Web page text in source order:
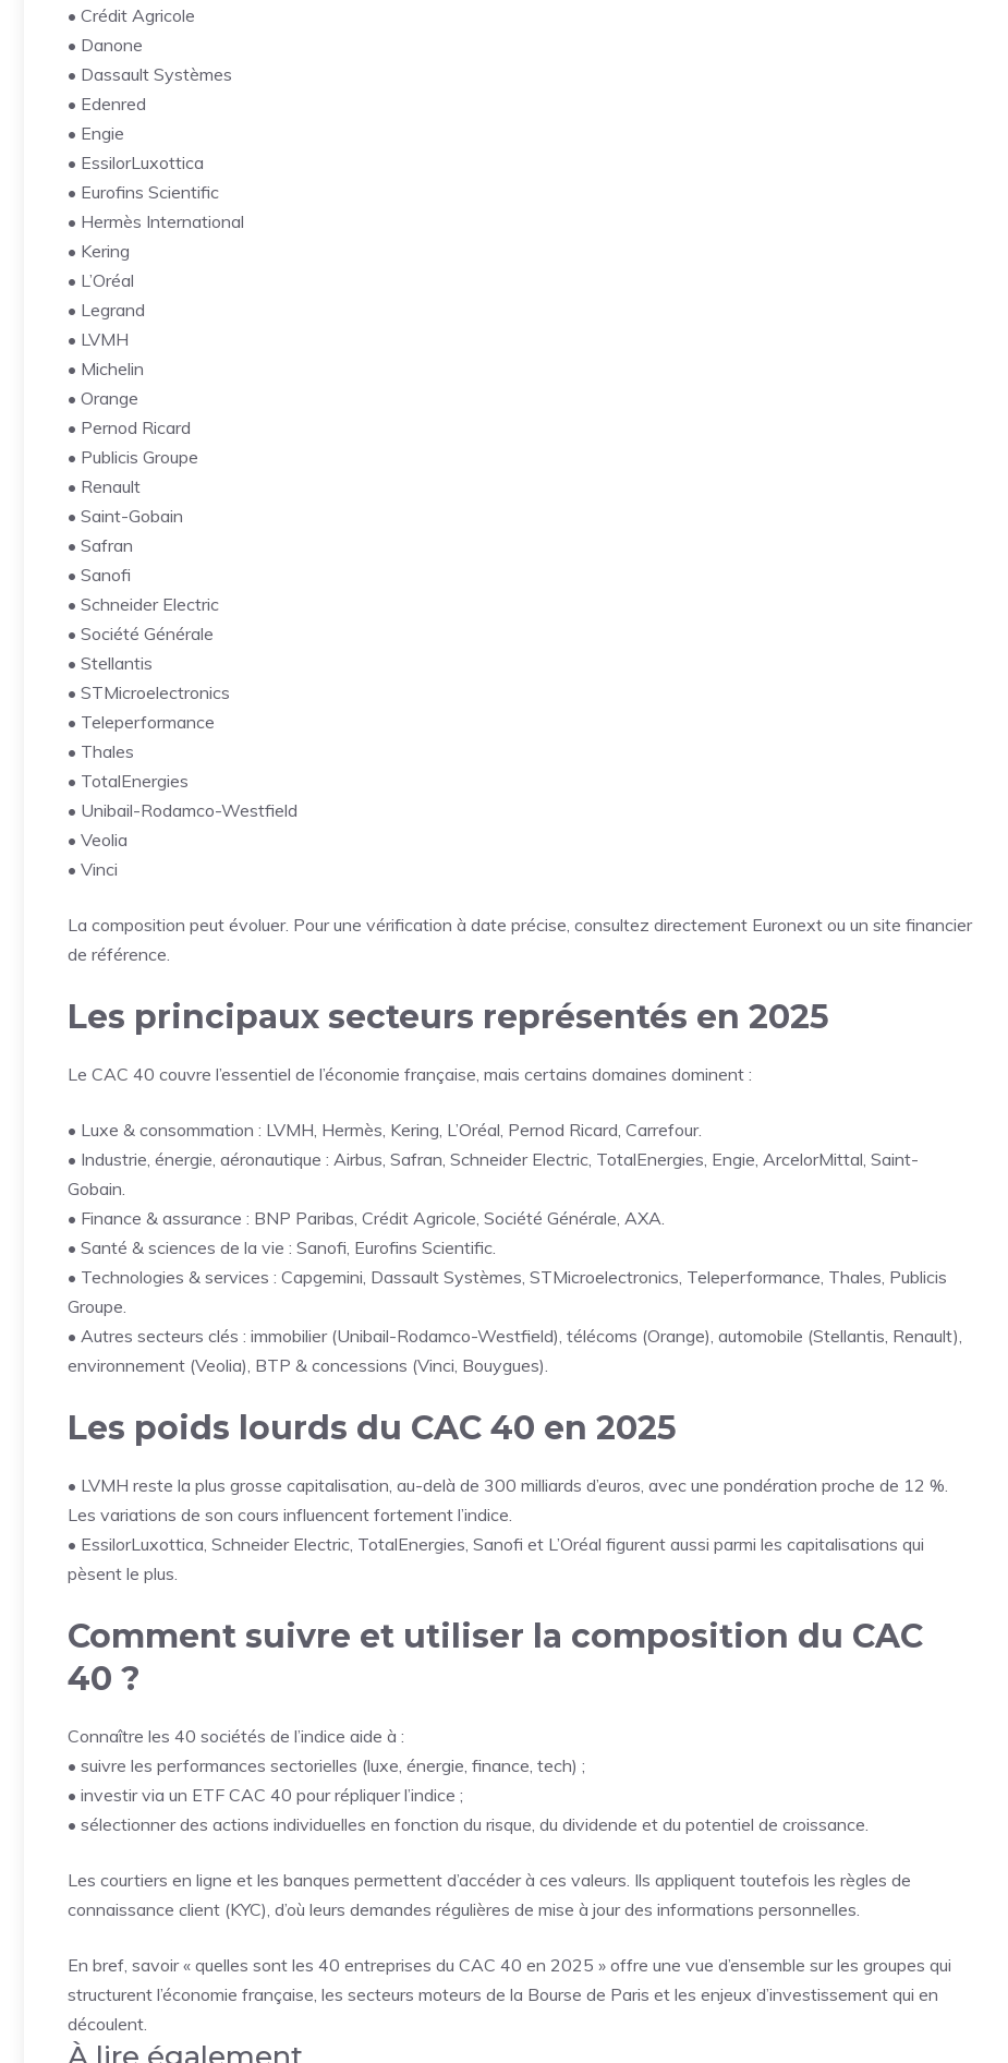
• Crédit Agricole
• Danone
• Dassault Systèmes
• Edenred
• Engie
• EssilorLuxottica
• Eurofins Scientific
• Hermès International
• Kering
• L’Oréal
• Legrand
• LVMH
• Michelin
• Orange
• Pernod Ricard
• Publicis Groupe
• Renault
• Saint-Gobain
• Safran
• Sanofi
• Schneider Electric
• Société Générale
• Stellantis
• STMicroelectronics
• Teleperformance
• Thales
• TotalEnergies
• Unibail-Rodamco-Westfield
• Veolia
• Vinci
La composition peut évoluer. Pour une vérification à date précise, consultez directement Euronext ou un site financier
de référence.
Les principaux secteurs représentés en 2025
Le CAC 40 couvre l’essentiel de l’économie française, mais certains domaines dominent :
• Luxe & consommation : LVMH, Hermès, Kering, L’Oréal, Pernod Ricard, Carrefour.
• Industrie, énergie, aéronautique : Airbus, Safran, Schneider Electric, TotalEnergies, Engie, ArcelorMittal, Saint-
Gobain.
• Finance & assurance : BNP Paribas, Crédit Agricole, Société Générale, AXA.
• Santé & sciences de la vie : Sanofi, Eurofins Scientific.
• Technologies & services : Capgemini, Dassault Systèmes, STMicroelectronics, Teleperformance, Thales, Publicis
Groupe.
• Autres secteurs clés : immobilier (Unibail-Rodamco-Westfield), télécoms (Orange), automobile (Stellantis, Renault),
environnement (Veolia), BTP & concessions (Vinci, Bouygues).
Les poids lourds du CAC 40 en 2025
• LVMH reste la plus grosse capitalisation, au-delà de 300 milliards d’euros, avec une pondération proche de 12 %.
Les variations de son cours influencent fortement l’indice.
• EssilorLuxottica, Schneider Electric, TotalEnergies, Sanofi et L’Oréal figurent aussi parmi les capitalisations qui
pèsent le plus.
Comment suivre et utiliser la composition du CAC
40 ?
Connaître les 40 sociétés de l’indice aide à :
• suivre les performances sectorielles (luxe, énergie, finance, tech) ;
• investir via un ETF CAC 40 pour répliquer l’indice ;
• sélectionner des actions individuelles en fonction du risque, du dividende et du potentiel de croissance.
Les courtiers en ligne et les banques permettent d’accéder à ces valeurs. Ils appliquent toutefois les règles de
connaissance client (KYC), d’où leurs demandes régulières de mise à jour des informations personnelles.
En bref, savoir « quelles sont les 40 entreprises du CAC 40 en 2025 » offre une vue d’ensemble sur les groupes qui
structurent l’économie française, les secteurs moteurs de la Bourse de Paris et les enjeux d’investissement qui en
découlent.